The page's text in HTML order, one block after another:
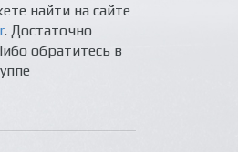
найти на сайте
. Достаточно
обратитесь в